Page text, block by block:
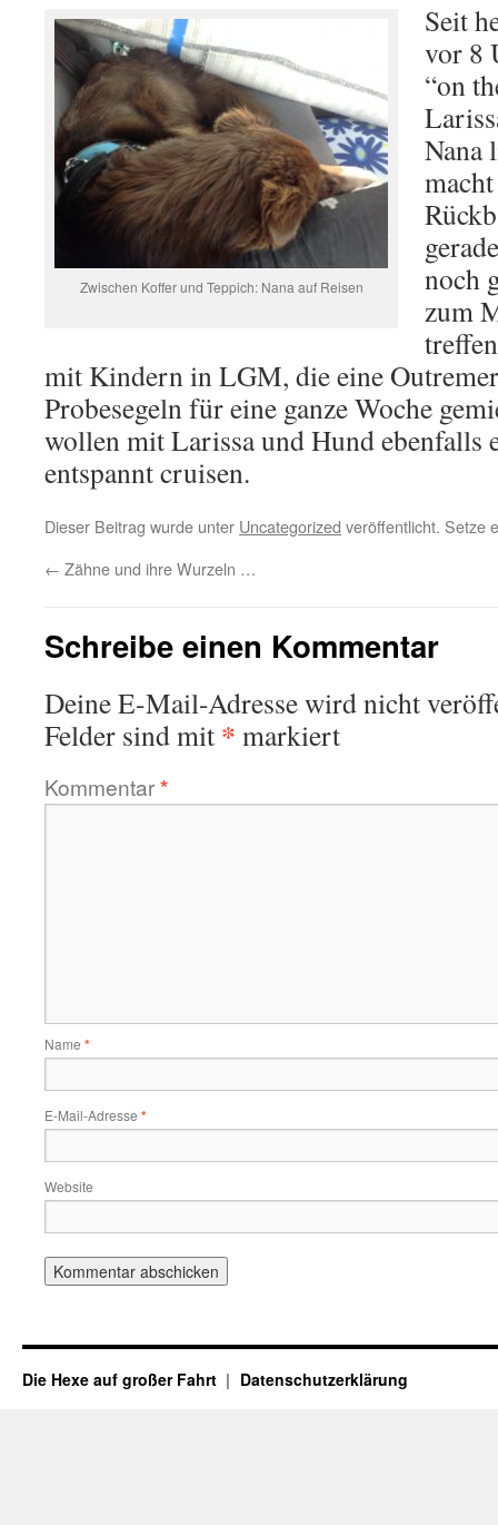
Zwischen Koffer und Teppich: Nana auf Reisen
Seit
vor 8
“on
Nana
noch
zum
mit Kindern in LGM, die eine
Probesegeln für eine ganze Woche
wollen mit Larissa und Hund ebenfalls
entspannt cruisen.
Dieser Beitrag wurde unter Uncategorized veröffentlicht. Setze
← Zähne und ihre Wurzeln …
Schreibe einen Kommentar
Deine E-Mail-Adresse wird nicht
Felder sind mit * markiert
Kommentar*
Name *
E-Mail-Adresse *
Website
Die Hexe auf großer Fahrt Datenschutzerklärung